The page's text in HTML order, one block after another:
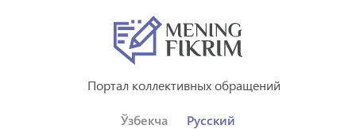
Портал коллективных обращений
Ўзбекча Русский